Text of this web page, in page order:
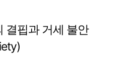
결핍과 거세 불안